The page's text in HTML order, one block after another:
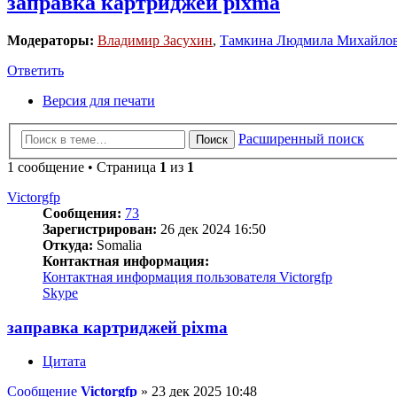
Модераторы: Владимир Засухин, Тамкина Людмила
Ответить
Версия для печати
Поиск
Расширенный поиск
1 сообщение • Страница 1 из 1
Victorgfp
Сообщения: 73
Зарегистрирован: 26 дек 2024 16:50
Откуда: Somalia
Контактная информация:
Контактная информация пользователя Victorgfp
Skype
заправка картриджей pixma
Цитата
Сообщение Victorgfp » 23 дек 2025 10:48